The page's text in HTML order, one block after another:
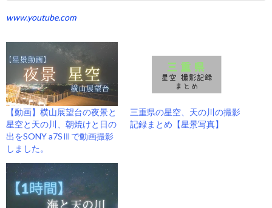
www.youtube.com
【動画】横山展望台の夜景と
星空と天の川、朝焼けと日の
出をSONY a7SⅢで動画撮影
しました。
三重県の星空、天の川の撮影
記録まとめ【星景写真】